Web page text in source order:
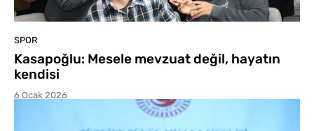
SPOR
Kasapoğlu: Mesele mevzuat değil, hayatın
kendisi
6 Ocak 2026